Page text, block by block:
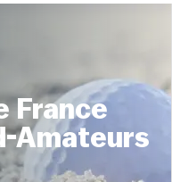
France
Amateurs